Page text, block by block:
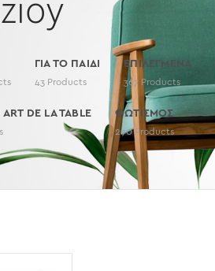
ΓΙΑ ΤΟ ΠΑΙΔΙ
43 Products
ΕΠΙΛΕΓΜΕΝΑ
367 Products
DE LA TABLE ΦΩΤΙΣΜΟΣ
290 Products